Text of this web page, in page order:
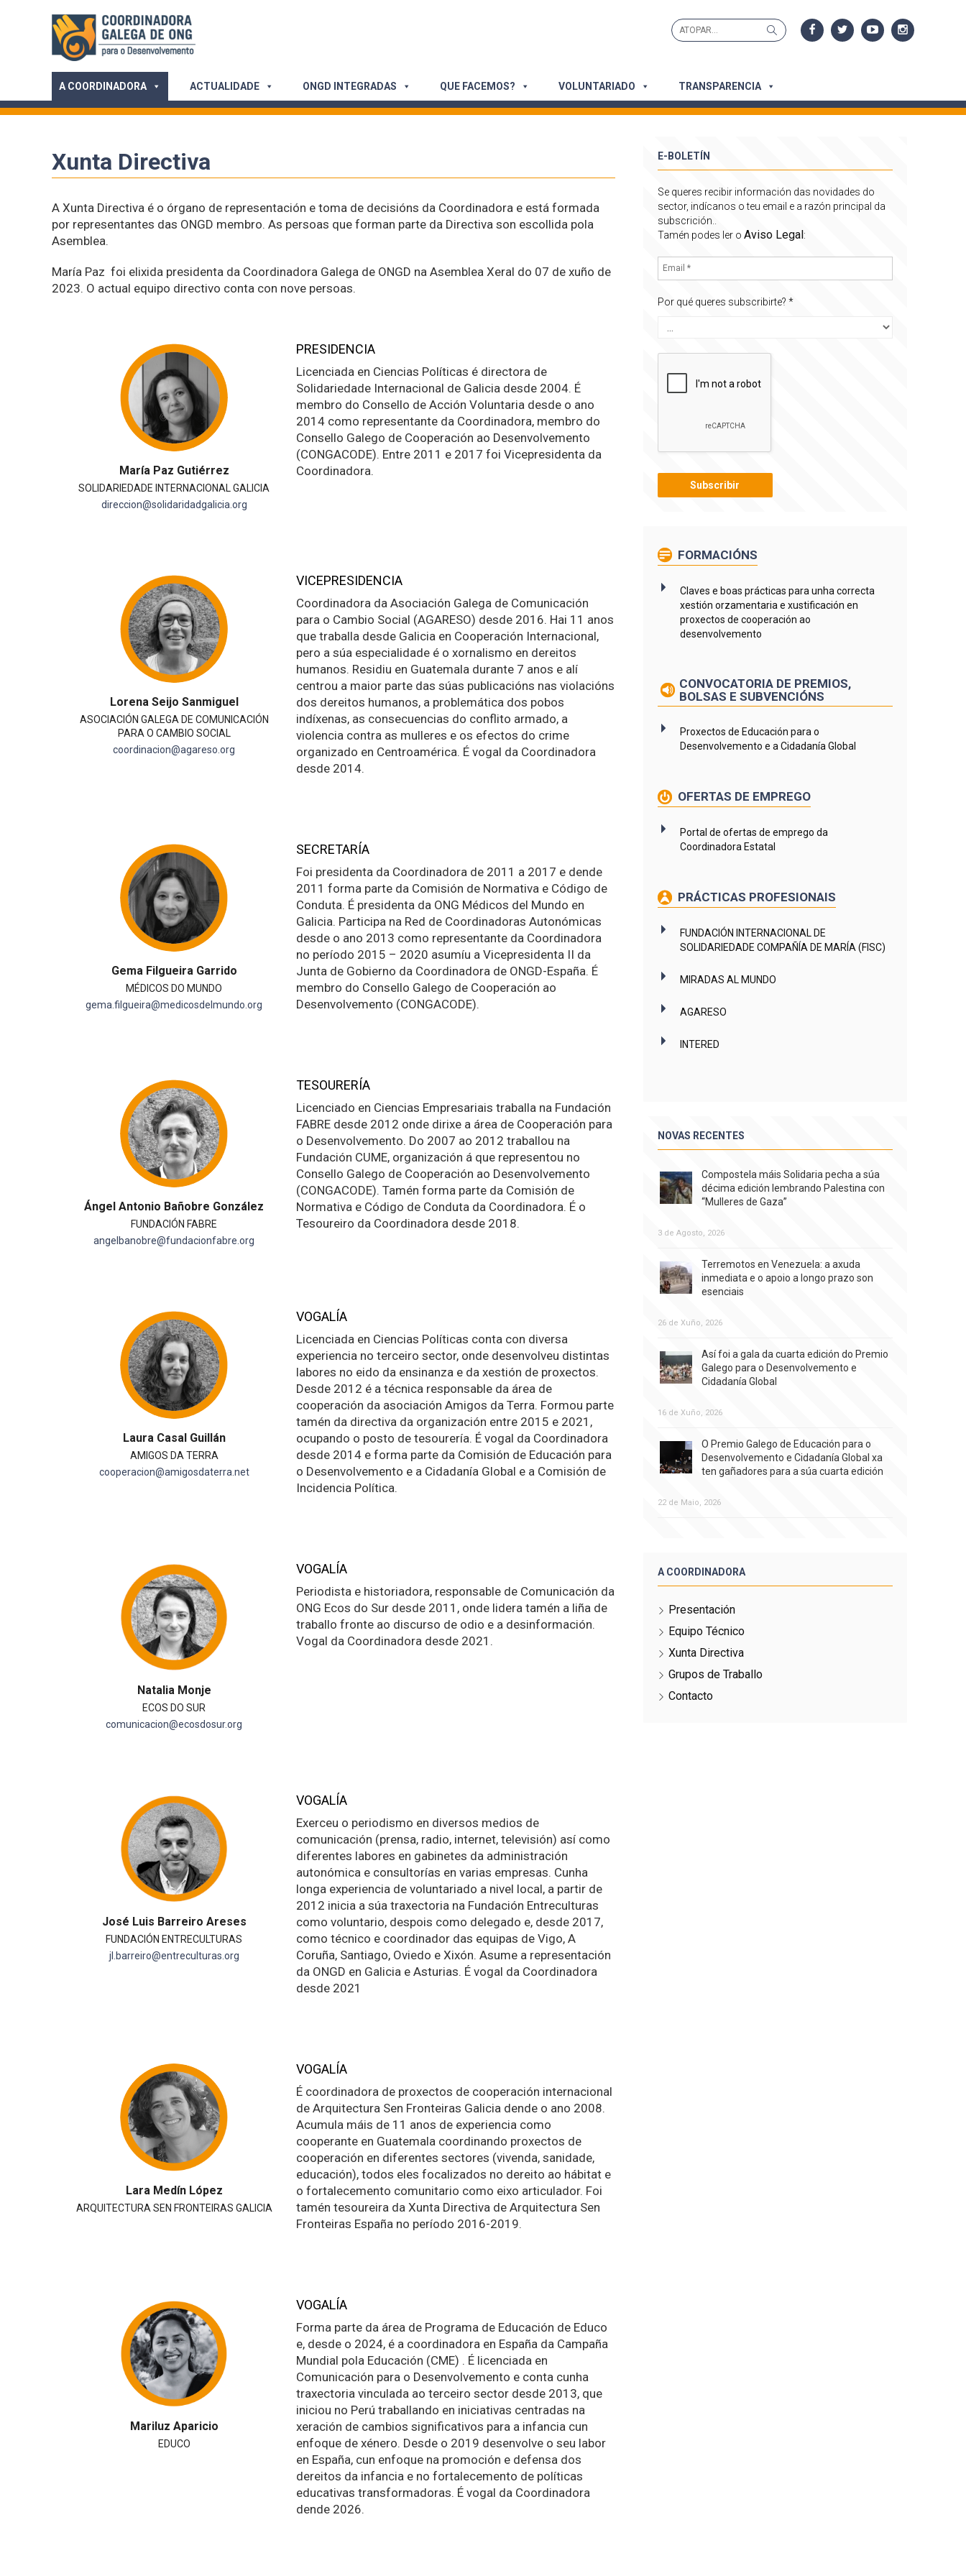
Search
for:
Search
A COORDINADORA ACTUALIDADE ONGD INTEGRADAS QUE FACEMOS? VOLUNTARIADO TRANSPARENCIA
Xunta Directiva
A Xunta Directiva é o órgano de representación e toma de decisións da Coordinadora e está formada
por representantes das ONGD membro. As persoas que forman parte da Directiva son escollida pola
Asemblea.
María Paz foi elixida presidenta da Coordinadora Galega de ONGD na Asemblea Xeral do 07 de xuño de
2023. O actual equipo directivo conta con nove persoas.
María Paz Gutiérrez
SOLIDARIEDADE INTERNACIONAL GALICIA
direccion@solidaridadgalicia.org
PRESIDENCIA
Licenciada en Ciencias Políticas é directora de
Solidariedade Internacional de Galicia desde 2004. É
membro do Consello de Acción Voluntaria desde o ano
2014 como representante da Coordinadora, membro do
Consello Galego de Cooperación ao Desenvolvemento
(CONGACODE). Entre 2011 e 2017 foi Vicepresidenta da
Coordinadora.
Lorena Seijo Sanmiguel
ASOCIACIÓN GALEGA DE COMUNICACIÓN
PARA O CAMBIO SOCIAL
coordinacion@agareso.org
VICEPRESIDENCIA
Coordinadora da Asociación Galega de Comunicación
para o Cambio Social (AGARESO) desde 2016. Hai 11 anos
que traballa desde Galicia en Cooperación Internacional,
pero a súa especialidade é o xornalismo en dereitos
humanos. Residiu en Guatemala durante 7 anos e alí
centrou a maior parte das súas publicacións nas violacións
dos dereitos humanos, a problemática dos pobos
indíxenas, as consecuencias do conflito armado, a
violencia contra as mulleres e os efectos do crime
organizado en Centroamérica. É vogal da Coordinadora
desde 2014.
Gema Filgueira Garrido
MÉDICOS DO MUNDO
gema.filgueira@medicosdelmundo.org
SECRETARÍA
Foi presidenta da Coordinadora de 2011 a 2017 e dende
2011 forma parte da Comisión de Normativa e Código de
Conduta. É presidenta da ONG Médicos del Mundo en
Galicia. Participa na Red de Coordinadoras Autonómicas
desde o ano 2013 como representante da Coordinadora
no período 2015 – 2020 asumíu a Vicepresidenta II da
Junta de Gobierno da Coordinadora de ONGD-España. É
membro do Consello Galego de Cooperación ao
Desenvolvemento (CONGACODE).
Ángel Antonio Bañobre González
FUNDACIÓN FABRE
angelbanobre@fundacionfabre.org
TESOURERÍA
Licenciado en Ciencias Empresariais traballa na Fundación
FABRE desde 2012 onde dirixe a área de Cooperación para
o Desenvolvemento. Do 2007 ao 2012 traballou na
Fundación CUME, organización á que representou no
Consello Galego de Cooperación ao Desenvolvemento
(CONGACODE). Tamén forma parte da Comisión de
Normativa e Código de Conduta da Coordinadora. É o
Tesoureiro da Coordinadora desde 2018.
Laura Casal Guillán
AMIGOS DA TERRA
cooperacion@amigosdaterra.net
VOGALÍA
Licenciada en Ciencias Políticas conta con diversa
experiencia no terceiro sector, onde desenvolveu distintas
labores no eido da ensinanza e da xestión de proxectos.
Desde 2012 é a técnica responsable da área de
cooperación da asociación Amigos da Terra. Formou parte
tamén da directiva da organización entre 2015 e 2021,
ocupando o posto de tesourería. É vogal da Coordinadora
desde 2014 e forma parte da Comisión de Educación para
o Desenvolvemento e a Cidadanía Global e a Comisión de
Incidencia Política.
Natalia Monje
ECOS DO SUR
comunicacion@ecosdosur.org
VOGALÍA
Periodista e historiadora, responsable de Comunicación da
ONG Ecos do Sur desde 2011, onde lidera tamén a liña de
traballo fronte ao discurso de odio e a desinformación.
Vogal da Coordinadora desde 2021.
José Luis Barreiro Areses
FUNDACIÓN ENTRECULTURAS
jl.barreiro@entreculturas.org
VOGALÍA
Exerceu o periodismo en diversos medios de
comunicación (prensa, radio, internet, televisión) así como
diferentes labores en gabinetes da administración
autonómica e consultorías en varias empresas. Cunha
longa experiencia de voluntariado a nivel local, a partir de
2012 inicia a súa traxectoria na Fundación Entreculturas
como voluntario, despois como delegado e, desde 2017,
como técnico e coordinador das equipas de Vigo, A
Coruña, Santiago, Oviedo e Xixón. Asume a representación
da ONGD en Galicia e Asturias. É vogal da Coordinadora
desde 2021
Lara Medín López
ARQUITECTURA SEN FRONTEIRAS GALICIA
VOGALÍA
É coordinadora de proxectos de cooperación internacional
de Arquitectura Sen Fronteiras Galicia dende o ano 2008.
Acumula máis de 11 anos de experiencia como
cooperante en Guatemala coordinando proxectos de
cooperación en diferentes sectores (vivenda, sanidade,
educación), todos eles focalizados no dereito ao hábitat e
o fortalecemento comunitario como eixo articulador. Foi
tamén tesoureira da Xunta Directiva de Arquitectura Sen
Fronteiras España no período 2016-2019.
Mariluz Aparicio
EDUCO
VOGALÍA
Forma parte da área de Programa de Educación de Educo
e, desde o 2024, é a coordinadora en España da Campaña
Mundial pola Educación (CME) . É licenciada en
Comunicación para o Desenvolvemento e conta cunha
traxectoria vinculada ao terceiro sector desde 2013, que
iniciou no Perú traballando en iniciativas centradas na
xeración de cambios significativos para a infancia cun
enfoque de xénero. Desde o 2019 desenvolve o seu labor
en España, cun enfoque na promoción e defensa dos
dereitos da infancia e no fortalecemento de políticas
educativas transformadoras. É vogal da Coordinadora
dende 2026.
E-BOLETÍN
Se queres recibir información das novidades do
sector, indícanos o teu email e a razón principal da
subscrición..
Tamén podes ler o Aviso Legal:
Por qué queres subscribirte? *
FORMACIÓNS
Claves e boas prácticas para unha correcta
xestión orzamentaria e xustificación en
proxectos de cooperación ao
desenvolvemento
CONVOCATORIA DE PREMIOS,
BOLSAS E SUBVENCIÓNS
Proxectos de Educación para o
Desenvolvemento e a Cidadanía Global
OFERTAS DE EMPREGO
Portal de ofertas de emprego da
Coordinadora Estatal
PRÁCTICAS PROFESIONAIS
FUNDACIÓN INTERNACIONAL DE
SOLIDARIEDADE COMPAÑÍA DE MARÍA (FISC)
MIRADAS AL MUNDO
AGARESO
INTERED
NOVAS RECENTES
Compostela máis Solidaria pecha a súa
décima edición lembrando Palestina con
“Mulleres de Gaza”
3 de Agosto, 2026
Terremotos en Venezuela: a axuda
inmediata e o apoio a longo prazo son
esenciais
26 de Xuño, 2026
Así foi a gala da cuarta edición do Premio
Galego para o Desenvolvemento e
Cidadanía Global
16 de Xuño, 2026
O Premio Galego de Educación para o
Desenvolvemento e Cidadanía Global xa
ten gañadores para a súa cuarta edición
22 de Maio, 2026
A COORDINADORA
Presentación
Equipo Técnico
Xunta Directiva
Grupos de Traballo
Contacto